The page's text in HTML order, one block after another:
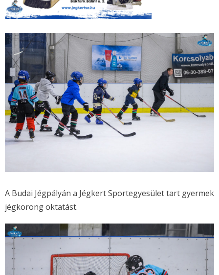
A Budai Jégpályán a Jégkert Sportegyesület tart gyermek
jégkorong oktatást.